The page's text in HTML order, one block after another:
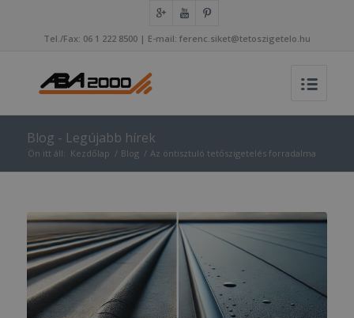
Tel./Fax: 06 1 222 8500 | E-mail: ferenc.siket@tetoszigetelo.hu
Blog - Legújabb hírek
Ön itt áll: Kezdőlap / Blog / Az öntisztuló tetőszigetelés forradalma